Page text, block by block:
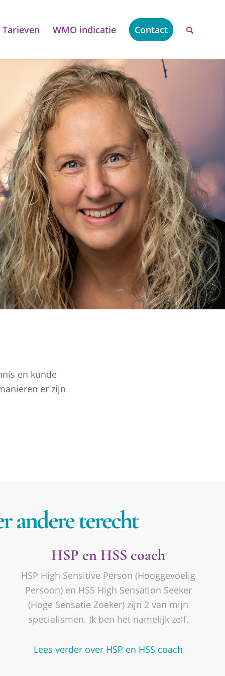
Tarieven WMO indicatie Contact
en kunde
er zijn
andere terecht
HSP en HSS coach
HSP High Sensitive Person (Hooggevoelig
Persoon) en HSS High Sensation Seeker
(Hoge Sensatie Zoeker) zijn 2 van mijn
specialismen. Ik ben het namelijk zelf.
Lees verder over HSP en HSS coach